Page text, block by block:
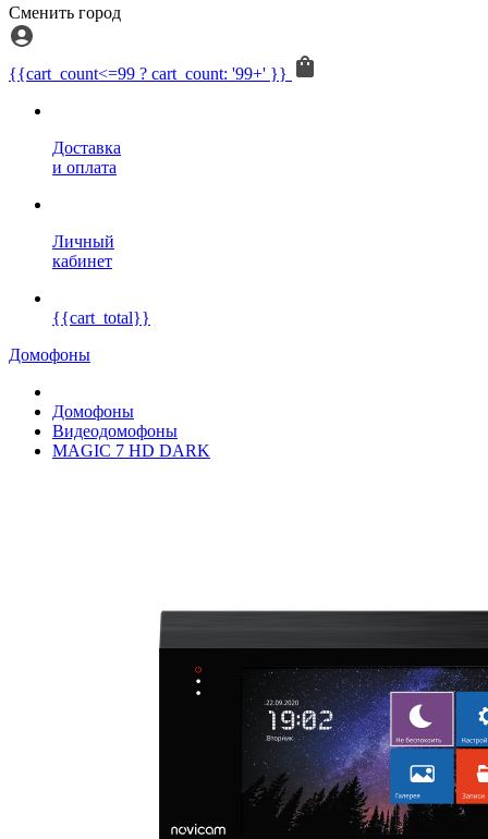
Сменить город
{{cart_count<=99 ? cart_count: '99+' }}
Доставка
и оплата
Личный
кабинет
{{cart_total}}
Домофоны
Домофоны
Видеодомофоны
MAGIC 7 HD DARK